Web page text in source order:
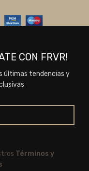
CON FRVR!
últimas tendencias y
Términos y